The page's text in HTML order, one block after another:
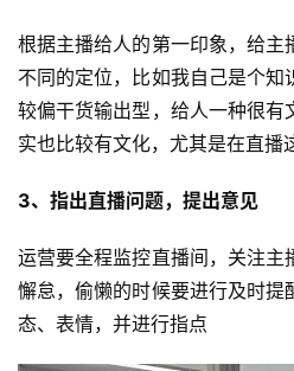
根据主播给人的第一印象，给主
不同的定位，比如我自己是个知
较偏干货输出型，给人一种很有
实也比较有文化，尤其是在直播
3、指出直播问题，提出意见
运营要全程监控直播间，关注主
懈怠，偷懒的时候要进行及时提
态、表情，并进行指点